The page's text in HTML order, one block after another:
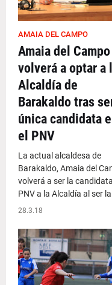
AMAIA DEL CAMPO
Amaia del Campo
volverá a optar a
Alcaldía de
Barakaldo tras
única candidata
el PNV
La actual alcaldesa de
Barakaldo, Amaia del
volverá a ser la
PNV a la Alcaldía al ser
28.3.18